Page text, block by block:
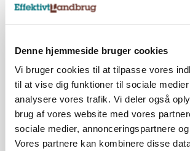
Denne hjemmeside bruger cookies
Vi bruger cookies til at tilpasse vores
til at vise dig funktioner til sociale
analysere vores trafik. Vi deler også
brug af vores website med vores
sociale medier, annonceringspartnere
Vores partnere kan kombinere disse
»Nu stopper I«: Landbrugsdebattør
POLITIK
Folketinget behandler ny
kan den ændre din bedrift fra 2027
Annonce